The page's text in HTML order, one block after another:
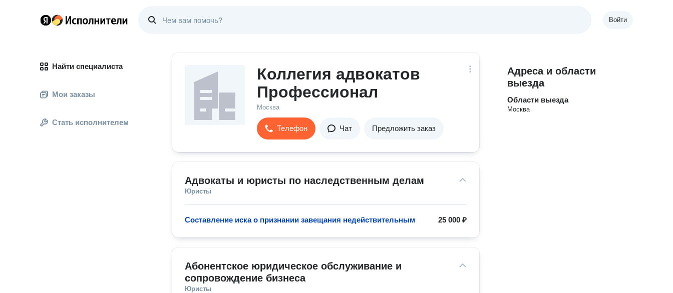
Войти
Найти специалиста
Мои заказы
Стать исполнителем
Коллегия адвокатов
Профессионал
Москва
Телефон Чат Предложить заказ
Адвокаты и юристы по наследственным делам
Юристы
25 000 ₽
Составление иска о признании завещания недействительным
Абонентское юридическое обслуживание и
сопровождение бизнеса
Юристы
Адреса и области
выезда
Области выезда
Москва